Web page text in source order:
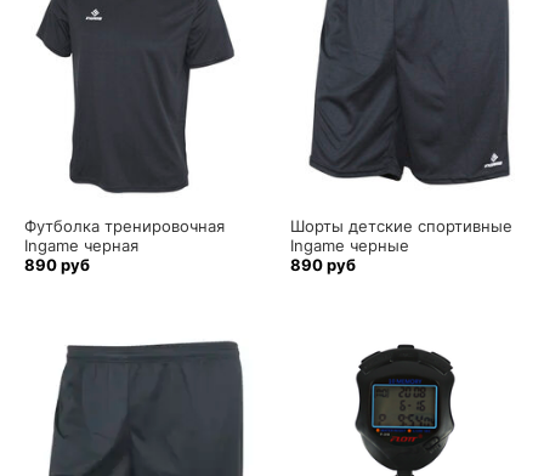
Футболка тренировочная
Ingame черная
890 руб
Шорты детские спортивные
Ingame черные
890 руб